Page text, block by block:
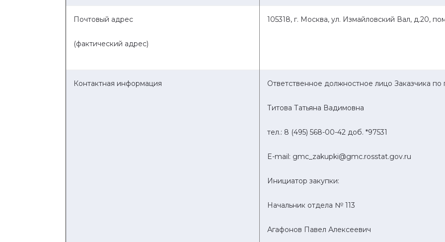
Почтовый адрес
(фактический адрес)
105318, г. Москва, ул. Измайловский Вал, д.20,
Контактная информация Ответственное должностное лицо Заказчика
Титова Татьяна Вадимовна
тел.: 8 (495) 568-00-42 доб. *97531
E-mail: gmc zakupki@gmc.rosstat.gov.ru
Инициатор закупки:
Начальник отдела № 113
Агафонов Павел Алексеевич